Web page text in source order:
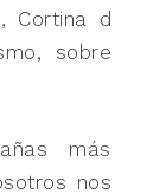
Cortina d
sobre
más
nos